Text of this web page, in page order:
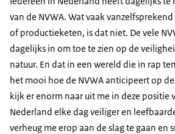
van de NVWA. Wat vaak
of productieketen, is dat niet. De vele
dagelijks in om toe te zien op de
natuur. En dat in een wereld die in rap
het mooi hoe de NVWA anticipeert op
kijk er enorm naar uit me in deze positie
Nederland elke dag veiliger en
verheug me erop aan de slag te gaan en